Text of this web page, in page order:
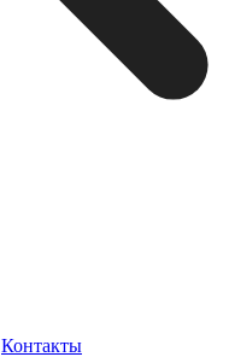
Контакты